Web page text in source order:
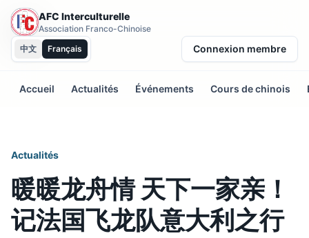
AFC Interculturelle
Association Franco-Chinoise
中文
Français Connexion membre
Accueil Actualités Événements Cours de chinois
Actualités
暖暖龙舟情 天下一家亲！
记法国飞龙队意大利之行